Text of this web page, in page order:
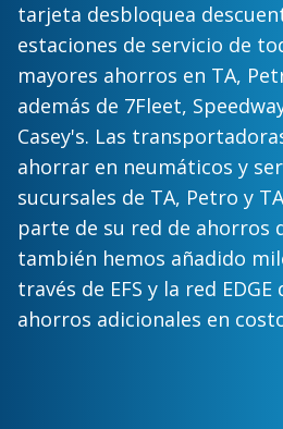
tarjeta desbloquea
estaciones de servicio de
mayores ahorros en TA,
además de 7Fleet,
Casey's. Las
ahorrar en neumáticos y
sucursales de TA, Petro y
parte de su red de ahorros
también hemos añadido
través de EFS y la red
ahorros adicionales en